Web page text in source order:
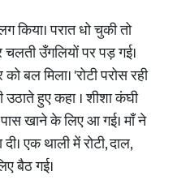
किया। परात धो चुकी तो
चलती उँगलियों पर पड़ गई।
बल मिला। 'रोटी परोस रही
उठाते हुए कहा । शीशा कंघी
खाने के लिए आ गई। माँ ने
एक थाली में रोटी, दाल,
बैठ गई।